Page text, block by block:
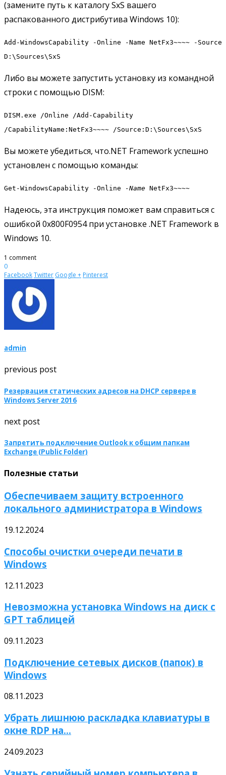
(замените путь к каталогу SxS вашего
распакованного дистрибутива Windows 10):
Add-WindowsCapability -Online -Name NetFx3~~~~ -Source
D:\Sources\SxS
Либо вы можете запустить установку из командной
строки с помощью DISM:
DISM.exe /Online /Add-Capability
/CapabilityName:NetFx3~~~~ /Source:D:\Sources\SxS
Вы можете убедиться, что.NET Framework успешно
установлен с помощью команды:
Get-WindowsCapability -Online -Name NetFx3~~~~
Надеюсь, эта инструкция поможет вам справиться с
ошибкой 0x800F0954 при установке .NET Framework в
Windows 10.
1 comment
0
FacebookTwitter Google + Pinterest
admin
previous post
Резервация статических адресов на DHCP сервере в
Windows Server 2016
next post
Запретить подключение Outlook к общим папкам
Exchange (Public Folder)
Полезные статьи
Обеспечиваем защиту встроенного
локального администратора в Windows
19.12.2024
Способы очистки очереди печати в
Windows
12.11.2023
Невозможна установка Windows на диск с
GPT таблицей
09.11.2023
Подключение сетевых дисков (папок) в
Windows
08.11.2023
Убрать лишнюю раскладка клавиатуры в
окне RDP на...
24.09.2023